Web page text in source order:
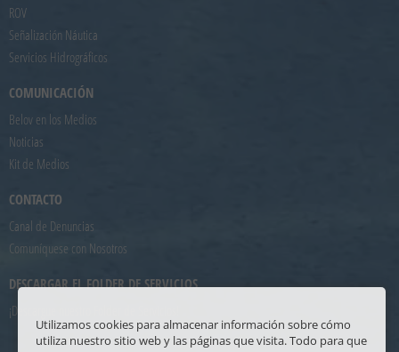
ROV
Señalización Náutica
Servicios Hidrográficos
COMUNICACIÓN
Belov en los Medios
Noticias
Kit de Medios
CONTACTO
Canal de Denuncias
Comuníquese con Nosotros
DESCARGAR EL FOLDER DE SERVICIOS
¡Descargue nuestro Folder de Servicios!
Utilizamos cookies para almacenar información sobre cómo
utiliza nuestro sitio web y las páginas que visita. Todo para que